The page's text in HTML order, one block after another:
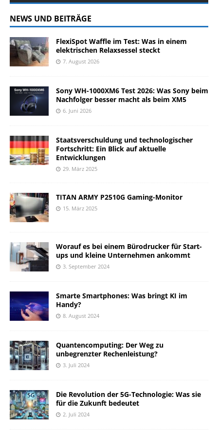
NEWS UND BEITRÄGE
FlexiSpot Waffle im Test: Was in einem
elektrischen Relaxsessel steckt
7. August 2026
Sony WH-1000XM6 Test 2026: Was Sony beim
Nachfolger besser macht als beim XM5
6. Juni 2026
Staatsverschuldung und technologischer
Fortschritt: Ein Blick auf aktuelle
Entwicklungen
29. März 2025
TITAN ARMY P2510G Gaming-Monitor
15. März 2025
Worauf es bei einem Bürodrucker für Start-
ups und kleine Unternehmen ankommt
3. September 2024
Smarte Smartphones: Was bringt KI im
Handy?
8. August 2024
Quantencomputing: Der Weg zu
unbegrenzter Rechenleistung?
3. Juli 2024
Die Revolution der 5G-Technologie: Was sie
für die Zukunft bedeutet
2. Juli 2024